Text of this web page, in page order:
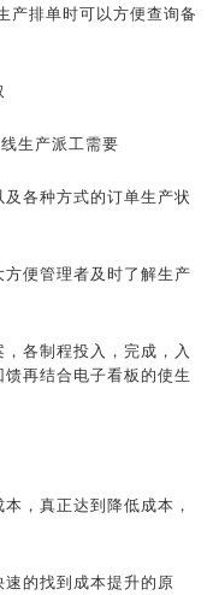
排单时可以方便查询备
生产派工需要
各种方式的订单生产状
便管理者及时了解生产
各制程投入，完成，入
再结合电子看板的使生
真正达到降低成本，
的找到成本提升的原